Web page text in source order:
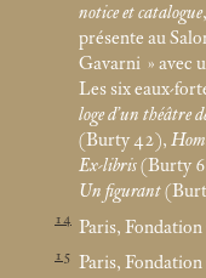
notice et catalogue
présente au
Gavarni » avec
Les six eaux-
loge d’un théâtre
(Burty 42),
Ex-libris(Burty
Un figurant
14 Paris,
15 Paris,